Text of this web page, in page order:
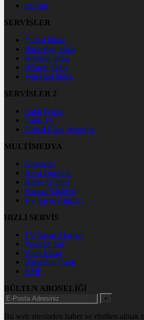
İletişim
SERVİSLER
Futbol İddaa
Basketbol İddaa
Hentbol İddaa
Bilardo İddaa
Voleybol İddaa
SERVİSLER 2
Canlı Borsa
Canlı TV
Futbol Canlı Sonuçlar
MULTİMEDYA
Gazeteler
Hava Durumu
Haber Gönder
Namaz Vakitleri
TV Yayın Akışları
HIZLI SERVİS
TV Yayın Akışları
Yazarlar Site
Tenis İddaa
Basketbol Canlı
AMP
BÜLTEN ABONELİĞİ
+
Bu web sitesinden haber ve ebülten almak